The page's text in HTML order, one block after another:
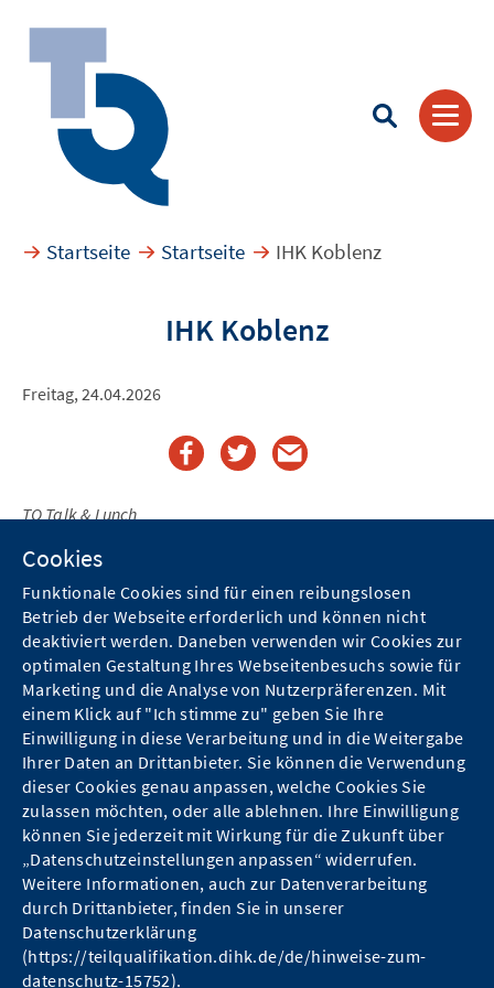
Suchbegriff eingeben
Startseite Startseite IHK Koblenz
IHK Koblenz
Freitag, 24.04.2026
TQ Talk & Lunch
Informationsveranstaltung in der IHK Koblenz
16. Juni, 11:00 bis 14:00 Uhr
Jetzt anmelden
Kontakt
Hinweise zum Datenschutz
Barrierefreiheit
Impressum
Cookies
Funktionale Cookies sind für einen reibungslosen
Betrieb der Webseite erforderlich und können nicht
deaktiviert werden. Daneben verwenden wir Cookies zur
optimalen Gestaltung Ihres Webseitenbesuchs sowie für
Marketing und die Analyse von Nutzerpräferenzen. Mit
einem Klick auf "Ich stimme zu" geben Sie Ihre
Einwilligung in diese Verarbeitung und in die Weitergabe
Ihrer Daten an Drittanbieter. Sie können die Verwendung
dieser Cookies genau anpassen, welche Cookies Sie
zulassen möchten, oder alle ablehnen. Ihre Einwilligung
können Sie jederzeit mit Wirkung für die Zukunft über
„Datenschutzeinstellungen anpassen“ widerrufen.
Weitere Informationen, auch zur Datenverarbeitung
durch Drittanbieter, finden Sie in unserer
Datenschutzerklärung
(https://teilqualifikation.dihk.de/de/hinweise-zum-
datenschutz-15752).